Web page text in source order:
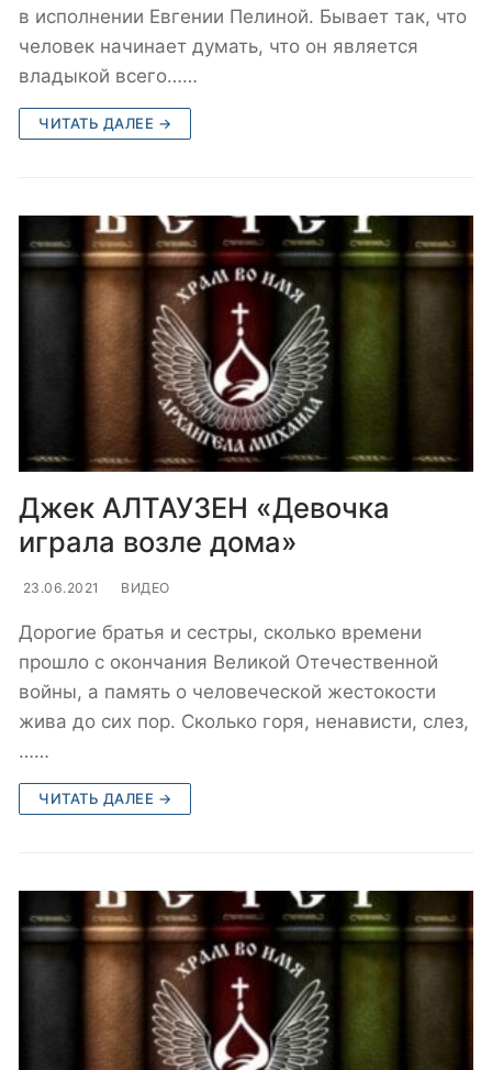
в исполнении Евгении Пелиной. Бывает так, что
человек начинает думать, что он является
владыкой всего……
ЧИТАТЬ ДАЛЕЕ →
Джек АЛТАУЗЕН «Девочка
играла возле дома»
23.06.2021 ВИДЕО
Дорогие братья и сестры, сколько времени
прошло с окончания Великой Отечественной
войны, а память о человеческой жестокости
жива до сих пор. Сколько горя, ненависти, слез,
……
ЧИТАТЬ ДАЛЕЕ →